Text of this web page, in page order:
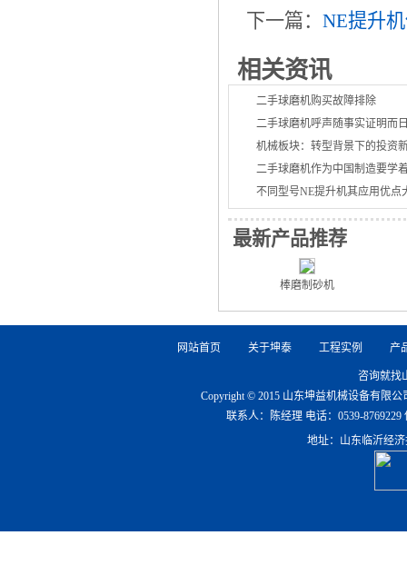
下一篇： NE提升
相关资讯
二手球磨机购买故障排除
二手球磨机呼声随事实证明而
机械板块：转型背景下的投资
二手球磨机作为中国制造要学
不同型号NE提升机其应用优点
最新产品推荐
棒磨制砂机
网站首页 关于坤泰 工程实例 产
咨询就找
Copyright © 2015 山东坤益机械设备有限
联系人：陈经理 电话：0539-8769229
地址：山东临沂经